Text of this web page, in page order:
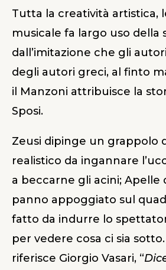
Tutta la creatività artistica,
musicale fa largo uso della
dall’imitazione che gli
degli autori greci, al finto
il Manzoni attribuisce la
Sposi.
Zeusi dipinge un grappolo
realistico da ingannare
a beccarne gli acini; Apelle
panno appoggiato sul
fatto da indurre lo
per vedere cosa ci sia
riferisce Giorgio Vasari, “